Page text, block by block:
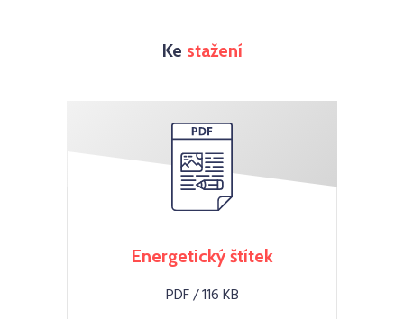
Ke stažení
Energetický štítek
PDF / 116 KB